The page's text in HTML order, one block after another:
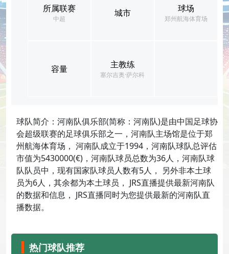
所属联赛
中超
城市 球场
郑州航海体育场
容量 主教练
塞尔吉奥·萨尔科
球队简介：河南队俱乐部(简称：河南队)是由中国足球协
会超级联赛的足球俱乐部之一，河南队主场馆是位于郑
州航海体育场， 河南队成立于1994，河南队球队总评估
市值为5430000(€)，河南队球员总数为36人，河南队球
队队员中，现有国家队球员人数有5人， 另外非本土球
员为6人，其余都为本土球员， JRS直播提供最新河南队
的数据和信息， JRS直播同时为您提供最新的河南队直
播数据。
热门球队推荐